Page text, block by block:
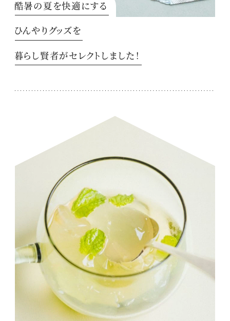
酷暑の夏を快適にする
ひんやりグッズを
暮らし賢者がセレクトしました！